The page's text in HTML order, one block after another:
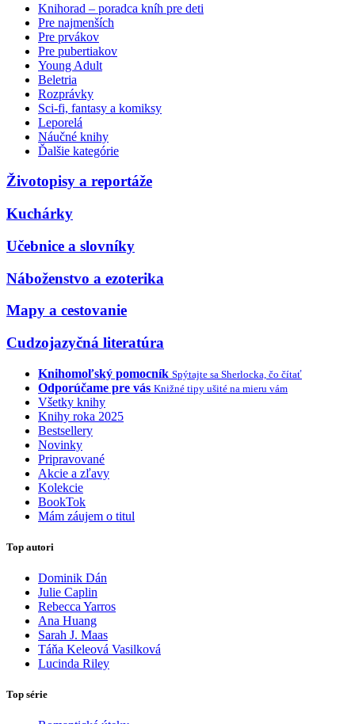
Knihorad – poradca kníh pre deti
Pre najmenších
Pre prvákov
Pre pubertiakov
Young Adult
Beletria
Rozprávky
Sci-fi, fantasy a komiksy
Leporelá
Náučné knihy
Ďalšie kategórie
Životopisy a reportáže
Kuchárky
Učebnice a slovníky
Náboženstvo a ezoterika
Mapy a cestovanie
Cudzojazyčná literatúra
Knihomoľský pomocník Spýtajte sa Sherlocka, čo čítať
Odporúčame pre vás Knižné tipy ušité na mieru vám
Všetky knihy
Knihy roka 2025
Bestsellery
Novinky
Pripravované
Akcie a zľavy
Kolekcie
BookTok
Mám záujem o titul
Top autori
Dominik Dán
Julie Caplin
Rebecca Yarros
Ana Huang
Sarah J. Maas
Táňa Keleová Vasilková
Lucinda Riley
Top série